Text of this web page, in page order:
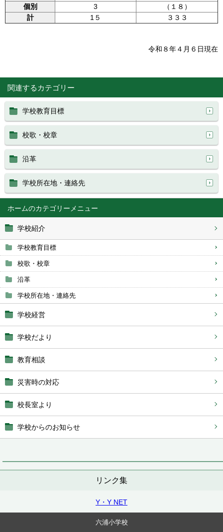
ホーム
学校紹介
学校教育目標
校歌・校章
沿革
学校所在地・連絡先
学校経営
学校だより
教育相談
災害時の対応
校長室より
学校からのお知らせ
リンク集
Y・Y NET
個別
3
（１８）
計
1５ ３３３
令和８年４月６日現在
関連するカテゴリー
学校教育目標
校歌・校章
沿革
学校所在地・連絡先
六浦小学校